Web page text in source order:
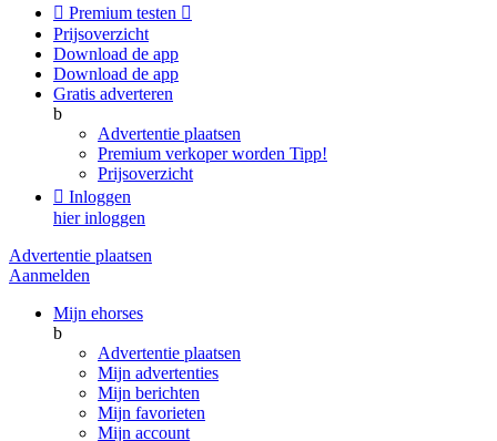
 Premium testen 
Prijsoverzicht
Download de app
Download de app
Gratis adverteren
b
Advertentie plaatsen
Premium verkoper worden Tipp!
Prijsoverzicht
 Inloggen
hier inloggen
Advertentie plaatsen
Aanmelden
Mijn ehorses
b
Advertentie plaatsen
Mijn advertenties
Mijn berichten
Mijn favorieten
Mijn account